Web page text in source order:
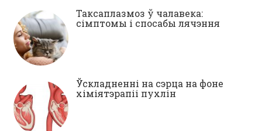
Таксаплазмоз ў чалавека:
сімптомы і спосабы лячэння
Ўскладненні на сэрца на фоне
хіміятэрапіі пухлін